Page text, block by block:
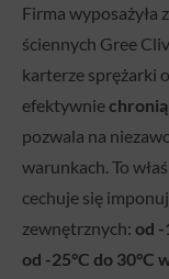
Firma wyposażyła
ściennych Gree
karterze sprężarki
efektywnie
pozwala na
warunkach. To
cechuje się
zewnętrznych: od -
od -25°C do 30°C